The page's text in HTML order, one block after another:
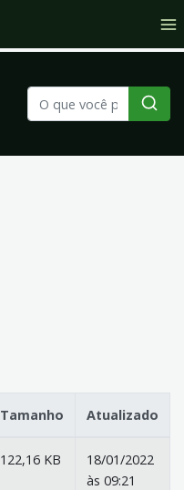
Tamanho Atualizado
122,16 KB
18/01/2022
às 09:21